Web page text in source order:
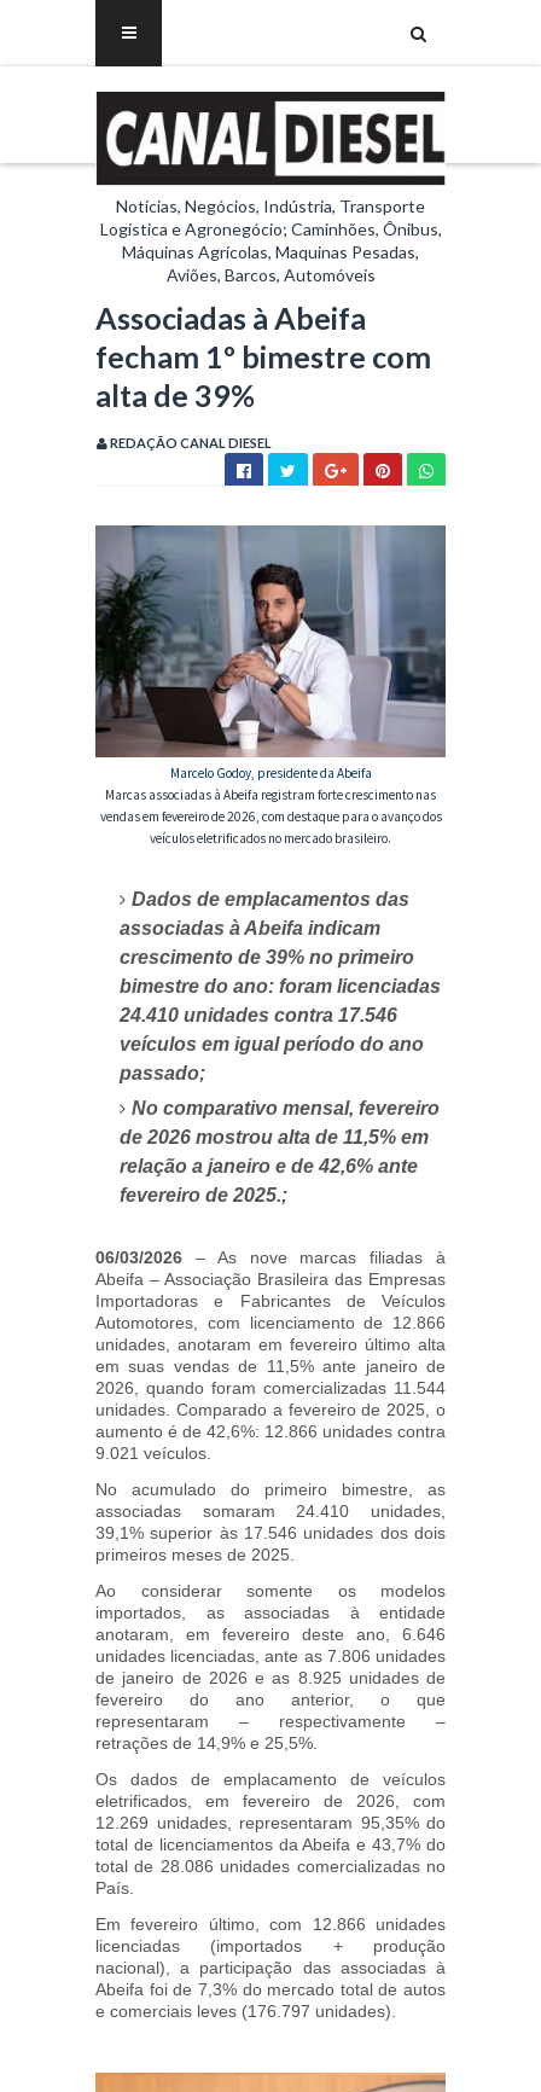
Notícias, Negócios, Indústria, Transporte
Logística e Agronegócio; Caminhões, Ônibus,
Máquinas Agrícolas, Maquinas Pesadas,
Aviões, Barcos, Automóveis
Associadas à Abeifa
fecham 1º bimestre com
alta de 39%
REDAÇÃO CANAL DIESEL
Marcelo Godoy, presidente da Abeifa
Marcas associadas à Abeifa registram forte crescimento nas
vendas em fevereiro de 2026, com destaque para o avanço dos
veículos eletrificados no mercado brasileiro.
Dados de emplacamentos das
associadas à Abeifa indicam
crescimento de 39% no primeiro
bimestre do ano: foram licenciadas
24.410 unidades contra 17.546
veículos em igual período do ano
passado;
No comparativo mensal, fevereiro
de 2026 mostrou alta de 11,5% em
relação a janeiro e de 42,6% ante
fevereiro de 2025.;
06/03/2026 – As nove marcas filiadas à
Abeifa – Associação Brasileira das Empresas
Importadoras e Fabricantes de Veículos
Automotores, com licenciamento de 12.866
unidades, anotaram em fevereiro último alta
em suas vendas de 11,5% ante janeiro de
2026, quando foram comercializadas 11.544
unidades. Comparado a fevereiro de 2025, o
aumento é de 42,6%: 12.866 unidades contra
9.021 veículos.
No acumulado do primeiro bimestre, as
associadas somaram 24.410 unidades,
39,1% superior às 17.546 unidades dos dois
primeiros meses de 2025.
Ao considerar somente os modelos
importados, as associadas à entidade
anotaram, em fevereiro deste ano, 6.646
unidades licenciadas, ante as 7.806 unidades
de janeiro de 2026 e as 8.925 unidades de
fevereiro do ano anterior, o que
representaram – respectivamente –
retrações de 14,9% e 25,5%.
Os dados de emplacamento de veículos
eletrificados, em fevereiro de 2026, com
12.269 unidades, representaram 95,35% do
total de licenciamentos da Abeifa e 43,7% do
total de 28.086 unidades comercializadas no
País.
Em fevereiro último, com 12.866 unidades
licenciadas (importados + produção
nacional), a participação das associadas à
Abeifa foi de 7,3% do mercado total de autos
e comerciais leves (176.797 unidades).